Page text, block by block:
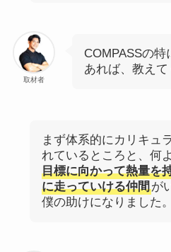
取材者
COMPASSの
あれば、教えて
まず体系的にカリキュ
れているところと、何
目標に向かって熱量を
に走っていける仲間が
僕の助けになりました。